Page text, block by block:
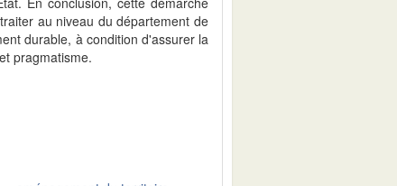
au niveau du département de
durable, à condition d'assurer la
pragmatisme.